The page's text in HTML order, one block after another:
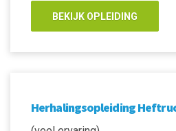
BEKIJK OPLEIDING
Herhalingsopleiding